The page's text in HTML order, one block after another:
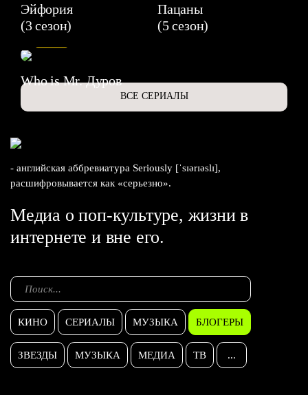
Эйфория
(3 сезон)
Пацаны
(5 сезон)
Who is Mr. Дуров
ВСЕ СЕРИАЛЫ
- английская аббревиатура Seriously [ˈsɪərɪəslɪ],
расшифровывается как «серьезно».
Медиа о поп-культуре, жизни в
интернете и вне его.
КИНО СЕРИАЛЫ МУЗЫКА БЛОГЕРЫ
ЗВЕЗДЫ МУЗЫКА МЕДИА ТВ ...